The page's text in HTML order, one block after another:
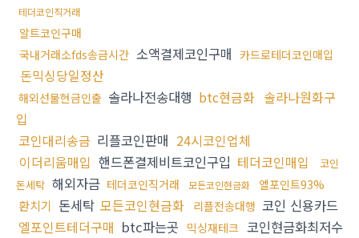
테더코인직거래
알트코인구매
국내거래소fds송금시간 소액결제코인구매 카드로테더코인매입
돈믹싱당일정산
해외선물현금인출 솔라나전송대행 btc현금화 솔라나원화구
입
코인대리송금 리플코인판매 24시코인업체
이더리움매입 핸드폰결제비트코인구입 테더코인매입
코인
돈세탁 해외자금 테더코인직거래 모든코인현금화 엘포인트93%
환치기 돈세탁 모든코인현금화 리플전송대행 코인 신용카드
엘포인트테더구매 btc파는곳 믹싱재테크 코인현금화최저수